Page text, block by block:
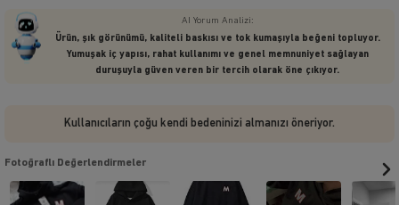
AI Yorum Analizi:
Ürün, şık görünümü, kaliteli baskısı ve tok kumaşıyla beğeni topluyor.
Yumuşak iç yapısı, rahat kullanımı ve genel memnuniyet sağlayan
duruşuyla güven veren bir tercih olarak öne çıkıyor.
Kullanıcıların çoğu kendi bedeninizi almanızı öneriyor.
Fotoğraflı Değerlendirmeler